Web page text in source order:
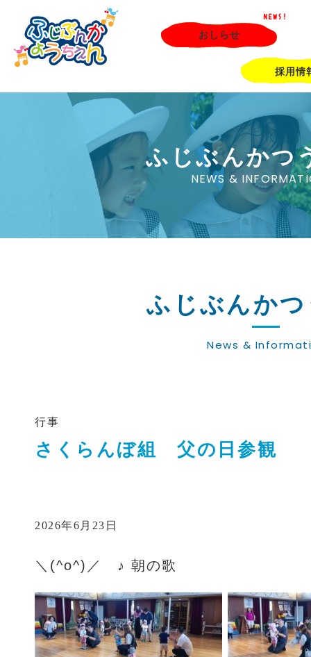
おしらせ
NEWS!
採用情
ふじぶんかつ
NEWS &
ふじぶんか
News &
行事
さくらんぼ組 父の日参観
2026年6月23日
＼(^o^)／ ♪ 朝の歌